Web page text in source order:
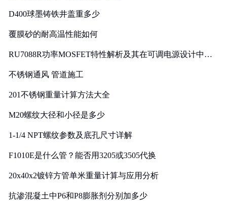
D400球墨铸铁井盖重多少
覆膜砂的耐高温性能如何
RU7088R功率MOSFET特性解析及其在可调电源设计中的
不锈钢通风 管道施工
201不锈钢重量计算方法大全
M20螺纹大径和小径是多少
1-1/4 NPT螺纹参数及底孔尺寸详解
F1010E是什么管？能否用3205或3505代换
20x40x2镀锌方管单米重量计算与应用分析
抗渗混凝土中P6和P8膨胀剂分别加多少